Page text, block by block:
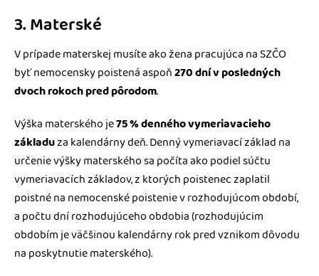
3. Materské
V prípade materskej musíte ako žena pracujúca na SZČO
byť nemocensky poistená aspoň270 dní v posledných
dvoch rokoch pred pôrodom.
Výška materského je75 % denného vymeriavacieho
základuza kalendárny deň. Denný vymeriavací základ na
určenie výšky materského sa počíta ako podiel súčtu
vymeriavacích základov, z ktorých poistenec zaplatil
poistné na nemocenské poistenie v rozhodujúcom období,
a počtu dní rozhodujúceho obdobia (rozhodujúcim
obdobím je väčšinou kalendárny rok pred vznikom dôvodu
na poskytnutie materského).